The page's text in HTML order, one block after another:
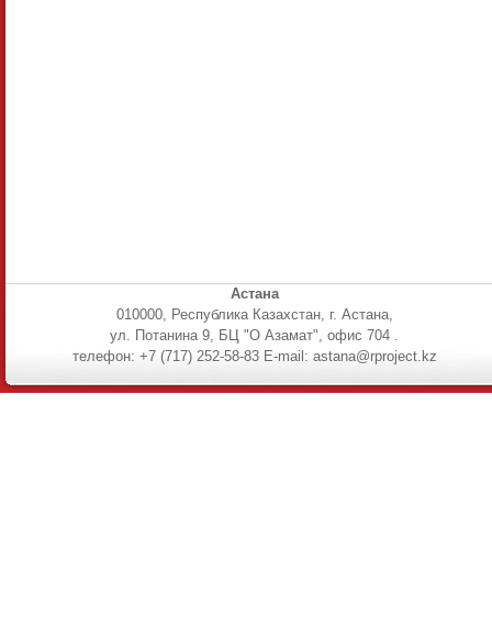
Астана
010000, Республика Казахстан, г. Астана,
ул. Потанина 9, БЦ "О Азамат", офис 704 .
телефон: +7 (717) 252-58-83 E-mail: astana@rproject.kz